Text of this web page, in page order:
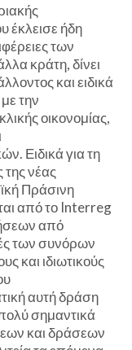
έκλεισε ήδη
των
κράτη, δίνει
και ειδικά
την
οικονομίας,
Ειδικά για τη
νέας
Πράσινη
από το Interreg
από
των συνόρων
και ιδιωτικούς
αυτή δράση
σημαντικά
και δράσεων